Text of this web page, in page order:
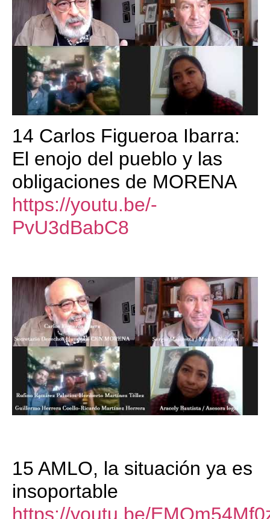
14 Carlos Figueroa Ibarra:
El enojo del pueblo y las
obligaciones de MORENA
https://youtu.be/-
PvU3dBabC8
15 AMLO, la situación ya es
insoportable
https://youtu.be/